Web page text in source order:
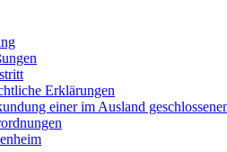
Erklärungen
einer im Ausland